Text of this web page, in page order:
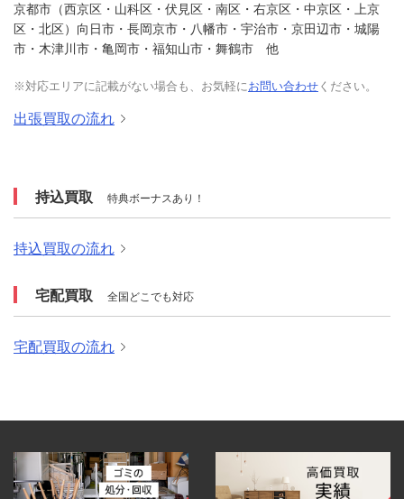
京都市（西京区・山科区・伏見区・南区・右京区・中京区・上京
区・北区）向日市・長岡京市・八幡市・宇治市・京田辺市・城陽
市・木津川市・亀岡市・福知山市・舞鶴市 他
※対応エリアに記載がない場合も、お気軽にお問い合わせください。
出張買取の流れ
持込買取 特典ボーナスあり！
持込買取の流れ
宅配買取 全国どこでも対応
宅配買取の流れ